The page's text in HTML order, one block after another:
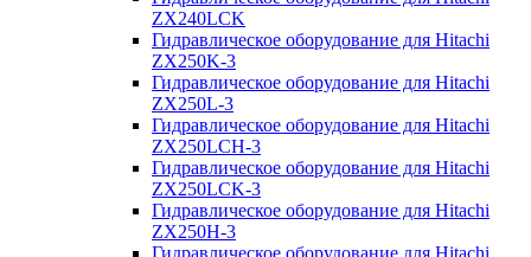
ZX240LCK
Гидравлическое оборудование для Hitachi
ZX250K-3
Гидравлическое оборудование для Hitachi
ZX250L-3
Гидравлическое оборудование для Hitachi
ZX250LCH-3
Гидравлическое оборудование для Hitachi
ZX250LCK-3
Гидравлическое оборудование для Hitachi
ZX250Н-3
Гидравлическое оборудование для Hitachi